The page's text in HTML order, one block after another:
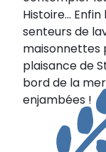
Histoire...
senteurs de
maisonnettes
plaisance de
bord de la
enjambées !